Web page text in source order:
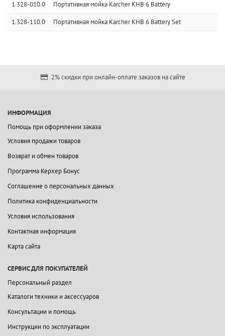
1.328-010.0 Портативная мойка Karcher KHB 6 Battery
1.328-110.0 Портативная мойка Karcher KHB 6 Battery Set
2% скидки при онлайн-оплате заказов на сайте
ИНФОРМАЦИЯ
Помощь при оформлении заказа
Условия продажи товаров
Возврат и обмен товаров
Программа Керхер Бонус
Соглашение о персональных данных
Политика конфиденциальности
Условия использования
Контактная информация
Карта сайта
СЕРВИС ДЛЯ ПОКУПАТЕЛЕЙ
Персональный раздел
Каталоги техники и аксессуаров
Консультации и помощь
Инструкции по эксплуатации